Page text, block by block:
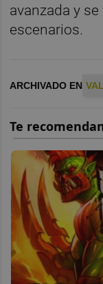
avanzada y
escenarios.
ARCHIVADO EN